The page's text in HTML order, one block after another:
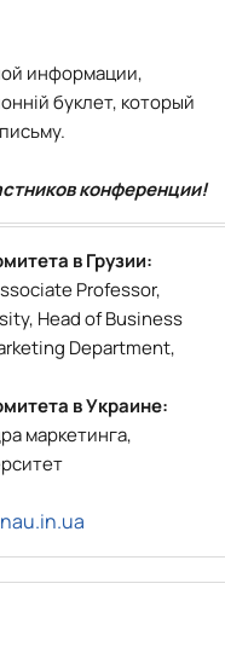
информации,
буклет, который
конференции!
в Грузии:
Professor,
Head of Business
Department,
в Украине:
маркетинга,